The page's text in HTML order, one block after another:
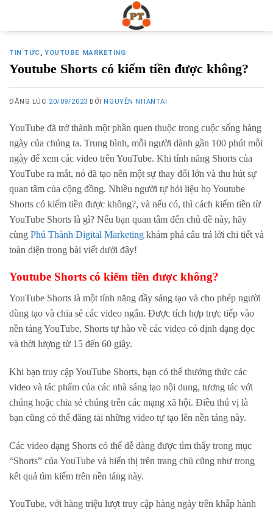
TIN TỨC,YOUTUBE MARKETING
Youtube Shorts có kiếm tiền được không?
ĐĂNG LÚC 20/09/2023 BỞI NGUYỄN NHANTAI
YouTube đã trở thành một phần quen thuộc trong cuộc sống hàng
ngày của chúng ta. Trung bình, mỗi người dành gần 100 phút mỗi
ngày để xem các video trên YouTube. Khi tính năng Shorts của
YouTube ra mắt, nó đã tạo nên một sự thay đổi lớn và thu hút sự
quan tâm của cộng đồng. Nhiều người tự hỏi liệu họ Youtube
Shorts có kiếm tiền được không?, và nếu có, thì cách kiếm tiền từ
YouTube Shorts là gì? Nếu bạn quan tâm đến chủ đề này, hãy
cùng Phú Thành Digital Marketing khám phá câu trả lời chi tiết và
toàn diện trong bài viết dưới đây!
Youtube Shorts có kiếm tiền được không?
YouTube Shorts là một tính năng đầy sáng tạo và cho phép người
dùng tạo và chia sẻ các video ngắn. Được tích hợp trực tiếp vào
nền tảng YouTube, Shorts tự hào về các video có định dạng dọc
và thời lượng từ 15 đến 60 giây.
Khi bạn truy cập YouTube Shorts, bạn có thể thưởng thức các
video và tác phẩm của các nhà sáng tạo nội dung, tương tác với
chúng hoặc chia sẻ chúng trên các mạng xã hội. Điều thú vị là
bạn cũng có thể đăng tải những video tự tạo lên nền tảng này.
Các video dạng Shorts có thể dễ dàng được tìm thấy trong mục
“Shorts” của YouTube và hiển thị trên trang chủ cũng như trong
kết quả tìm kiếm trên nền tảng này.
YouTube, với hàng triệu lượt truy cập hàng ngày trên khắp hành